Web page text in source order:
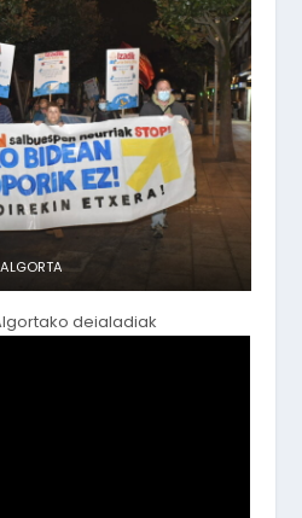
ALGORTA
deialadiak